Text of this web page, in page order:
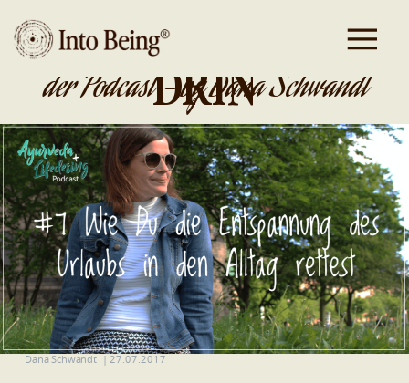
DA IST GOLD
DRIN
der Podcast - by Dana Schwandt
Dana Schwandt 27.07.2017